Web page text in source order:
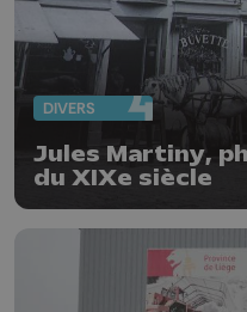
DIVERS
Jules Martiny,
du XIXe siècle